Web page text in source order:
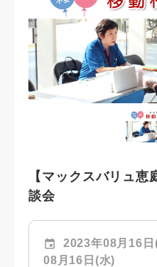
【マックスバリュ恵
談会
event
2023年08月16日
08月16日(水)